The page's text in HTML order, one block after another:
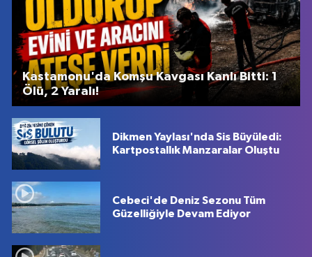
Kastamonu'da Komşu Kavgası Kanlı Bitti: 1
Ölü, 2 Yaralı!
Dikmen Yaylası'nda Sis Büyüledi:
Kartpostallık Manzaralar Oluştu
Cebeci'de Deniz Sezonu Tüm
Güzelliğiyle Devam Ediyor